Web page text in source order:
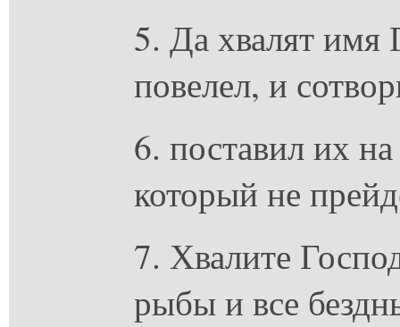
5. Да хвалят имя
повелел, и
6. поставил их
который не
7. Хвалите
рыбы и все